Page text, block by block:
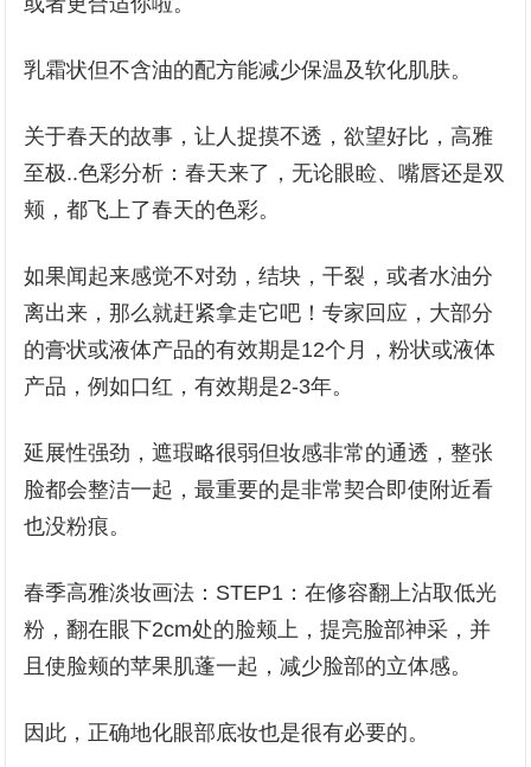
乳霜状但不含油的配方能减少保温及软化肌肤。
关于春天的故事，让人捉摸不透，欲望好比，高雅
至极..色彩分析：春天来了，无论眼睑、嘴唇还是双
颊，都飞上了春天的色彩。
如果闻起来感觉不对劲，结块，干裂，或者水油分
离出来，那么就赶紧拿走它吧！专家回应，大部分
的膏状或液体产品的有效期是12个月，粉状或液体
产品，例如口红，有效期是2-3年。
延展性强劲，遮瑕略很弱但妆感非常的通透，整张
脸都会整洁一起，最重要的是非常契合即使附近看
也没粉痕。
春季高雅淡妆画法：STEP1：在修容翻上沾取低光
粉，翻在眼下2cm处的脸颊上，提亮脸部神采，并
且使脸颊的苹果肌蓬一起，减少脸部的立体感。
因此，正确地化眼部底妆也是很有必要的。